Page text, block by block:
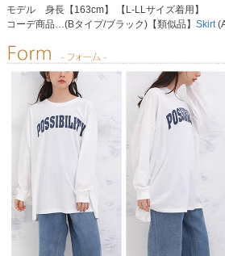
モデル 身長【163cm】 【L-LLサイズ着用】
コーデ商品…(Bタイプ/ブラック)【類似品】 Skirt